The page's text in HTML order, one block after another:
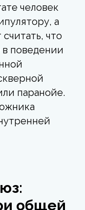
человек
а
что
в поведении
паранойе.
общей